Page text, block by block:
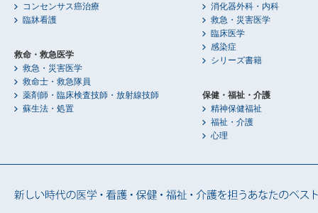
コンセンサス癌治療
臨牀看護
救命・救急医学
救急・災害医学
救命士・救急隊員
薬剤師・臨床検査技師・放射線技師
蘇生法・処置
消化器外科・内科
救急・災害医学
臨床医学
感染症
シリーズ書籍
保健・福祉・介護
精神保健福祉
福祉・介護
心理